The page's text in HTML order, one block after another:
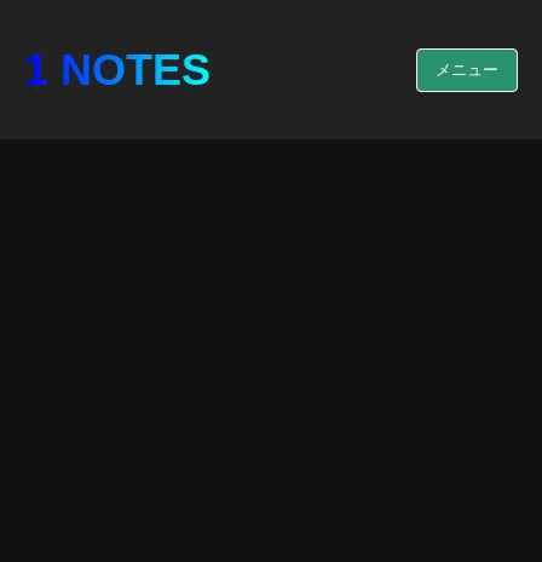
1 NOTES メニュー